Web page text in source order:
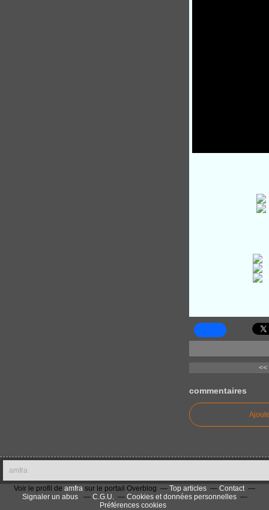
<<
commentaires
amfra
Voir le profil de amfra sur le portail Overblog Top articles
Contact
Signaler un abus
C.G.U.
Cookies et données personnelles
Préférences cookies